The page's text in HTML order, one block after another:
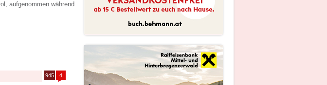
aufgenommen während
945 4